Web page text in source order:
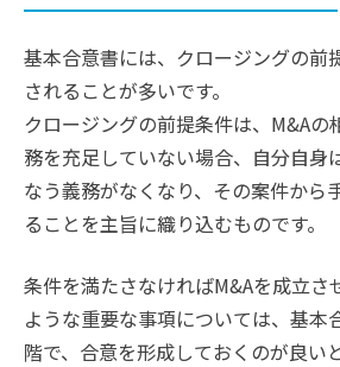
基本合意書には、クロージングの前
されることが多いです。
クロージングの前提条件は、M&Aの
務を充足していない場合、自分自身
なう義務がなくなり、その案件から
ることを主旨に織り込むものです。
条件を満たさなければM&Aを成立さ
ような重要な事項については、基本
階で、合意を形成しておくのが良い